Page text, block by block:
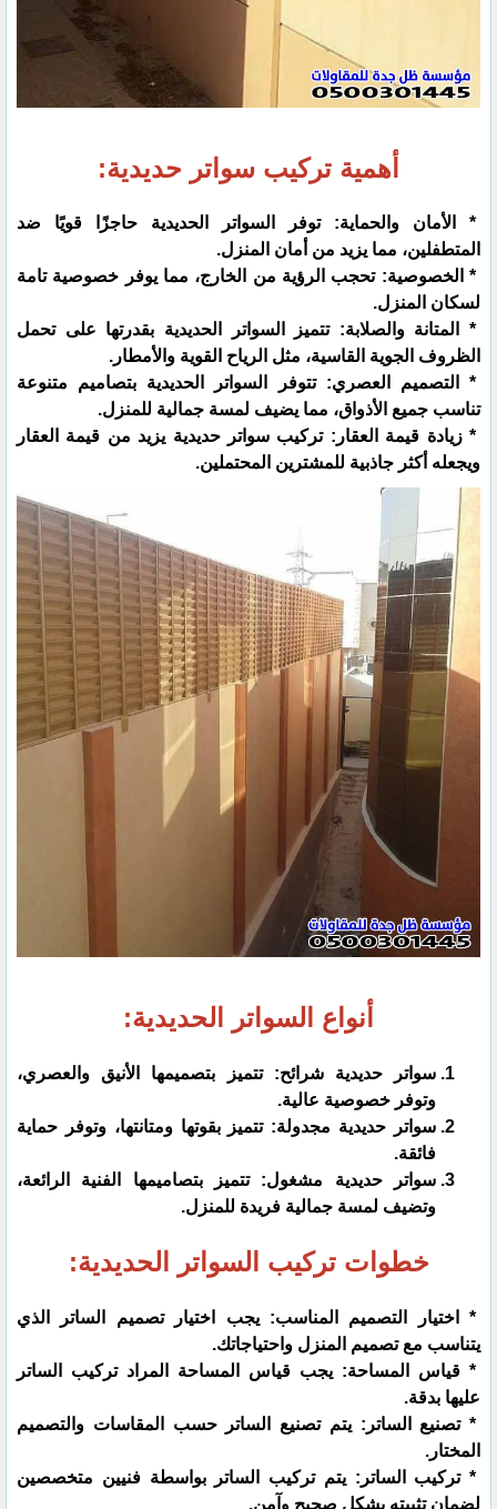
أهمية تركيب سواتر حديدية:
* الأمان والحماية: توفر السواتر الحديدية حاجزًا قويًا ضد
المتطفلين، مما يزيد من أمان المنزل.
* الخصوصية: تحجب الرؤية من الخارج، مما يوفر خصوصية تامة
لسكان المنزل.
* المتانة والصلابة: تتميز السواتر الحديدية بقدرتها على تحمل
الظروف الجوية القاسية، مثل الرياح القوية والأمطار.
* التصميم العصري: تتوفر السواتر الحديدية بتصاميم متنوعة
تناسب جميع الأذواق، مما يضيف لمسة جمالية للمنزل.
* زيادة قيمة العقار: تركيب سواتر حديدية يزيد من قيمة العقار
ويجعله أكثر جاذبية للمشترين المحتملين.
أنواع السواتر الحديدية:
سواتر حديدية شرائح: تتميز بتصميمها الأنيق والعصري،
وتوفر خصوصية عالية.
سواتر حديدية مجدولة: تتميز بقوتها ومتانتها، وتوفر حماية
فائقة.
سواتر حديدية مشغول: تتميز بتصاميمها الفنية الرائعة،
وتضيف لمسة جمالية فريدة للمنزل.
خطوات تركيب السواتر الحديدية:
* اختيار التصميم المناسب: يجب اختيار تصميم الساتر الذي
يتناسب مع تصميم المنزل واحتياجاتك.
* قياس المساحة: يجب قياس المساحة المراد تركيب الساتر
عليها بدقة.
* تصنيع الساتر: يتم تصنيع الساتر حسب المقاسات والتصميم
المختار.
* تركيب الساتر: يتم تركيب الساتر بواسطة فنيين متخصصين
لضمان تثبيته بشكل صحيح وآمن.